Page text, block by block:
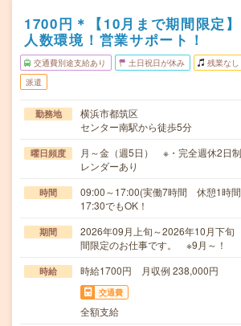
1700円＊【10月まで期間限定
人数環境！営業サポート！
交通費別途支給あり 土日祝日が休み 残業なし
派遣
勤務地
横浜市都筑区
センター南駅から徒歩5分
曜日頻度
月～金（週5日） ※・完全週休2日
レンダーあり
時間
09:00～17:00(実働7時間 休憩1時
17:30でもOK！
期間
2026年09月上旬～2026年10月下
間限定のお仕事です。 ※9月～！
時給 時給1700円 月収例 238,000円
交通費
全額支給